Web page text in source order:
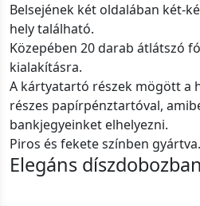
Belsejének két oldalában két-
hely található.
Közepében 20 darab átlátszó
kialakításra.
A kártyatartó részek mögött a
részes papírpénztartóval,
bankjegyeinket elhelyezni.
Piros és fekete színben gyártva.
Elegáns